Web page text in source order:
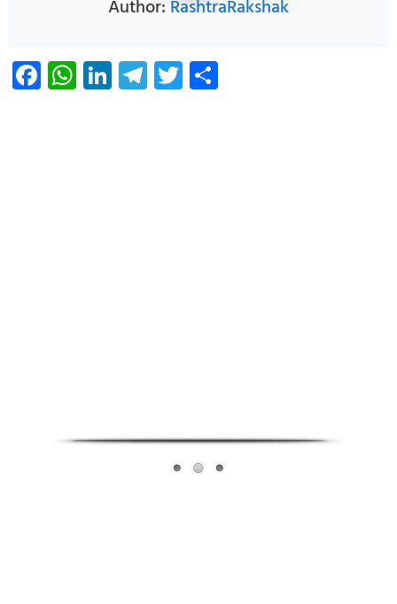
Author: RashtraRakshak
Facebook
WhatsApp
LinkedIn
Telegram
Twitter